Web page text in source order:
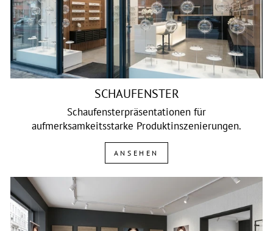
SCHAUFENSTER
Schaufensterpräsentationen für
aufmerksamkeitsstarke Produktinszenierungen.
ANSEHEN